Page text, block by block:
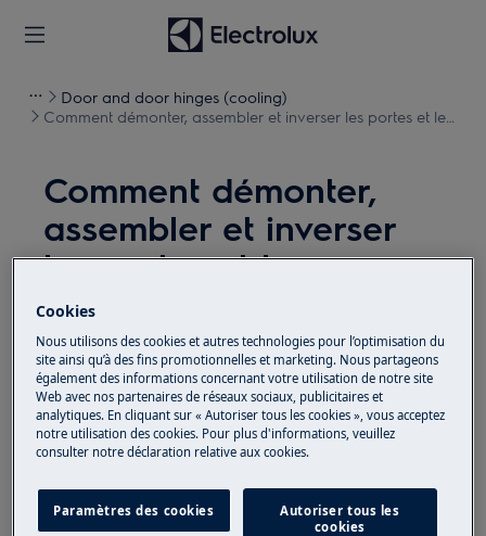
Door and door hinges (cooling)
Comment démonter, assembler et inverser les portes et les
Comment démonter,
assembler et inverser
les portes et les
charnières (17)
Solution
Avant toute opération de maintenance, éteignez
l'appareil et débranchez la fiche secteur de laprise.
appareils, pour les appareils lourds, il faut deux
personnes pour le déplacer.
Cookies
Nous utilisons des cookies et autres technologies pour l’optimisation du
site ainsi qu’à des fins promotionnelles et marketing. Nous partageons
également des informations concernant votre utilisation de notre site
Web avec nos partenaires de réseaux sociaux, publicitaires et
analytiques. En cliquant sur « Autoriser tous les cookies », vous acceptez
notre utilisation des cookies. Pour plus d'informations, veuillez
consulter notre déclaration relative aux cookies.
Paramètres des cookies
Autoriser tous les
cookies